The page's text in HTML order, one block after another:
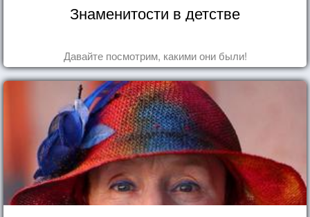
Знаменитости в детстве
Давайте посмотрим, какими они были!